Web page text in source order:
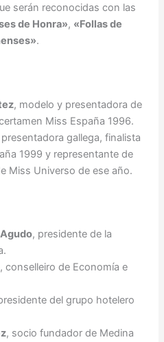
serán reconocidas con las
de Honra», «Follas de
.
, modelo y presentadora de
Miss España 1996.
gallega, finalista
1999 y representante de
Miss Universo de ese año.
, presidente de la
, conselleiro de Economía e
del grupo hotelero
, socio fundador de Medina